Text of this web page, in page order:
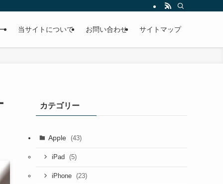
当サイトについて お問い合わせ サイトマップ
カテゴリー
Apple (43)
iPad (5)
iPhone (23)